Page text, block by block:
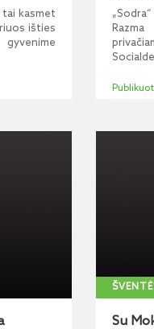
tai kasmet
išties
Su